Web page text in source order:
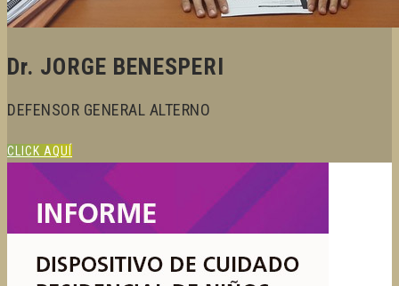
Dr. JORGE BENESPERI
DEFENSOR GENERAL ALTERNO
CLICK AQUÍ